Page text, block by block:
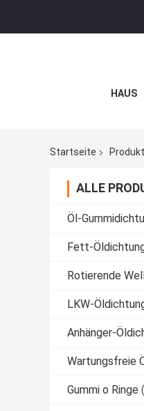
HAUS
Startseite
ALLE
Öl-
Fett-
Rotierende
LKW-
Anhänger-
Wartungsfreie
Gummi o Ringe